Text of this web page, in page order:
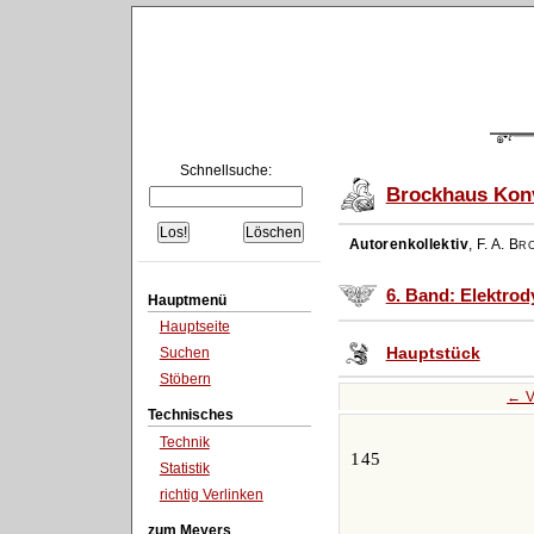
Schnellsuche:
Hauptmenü
Hauptseite
Suchen
Stöbern
Technisches
Technik
Statistik
richtig Verlinken
zum Meyers
Brockhaus
Autorenkollektiv, F. A.
6. Band:
Hauptstück
←
145